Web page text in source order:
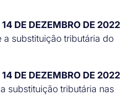
DE DEZEMBRO DE 2022
a substituição tributária do
DE DEZEMBRO DE 2022
substituição tributária nas